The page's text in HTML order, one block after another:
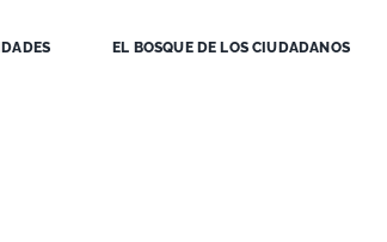
EL BOSQUE DE LOS CIUDADANOS